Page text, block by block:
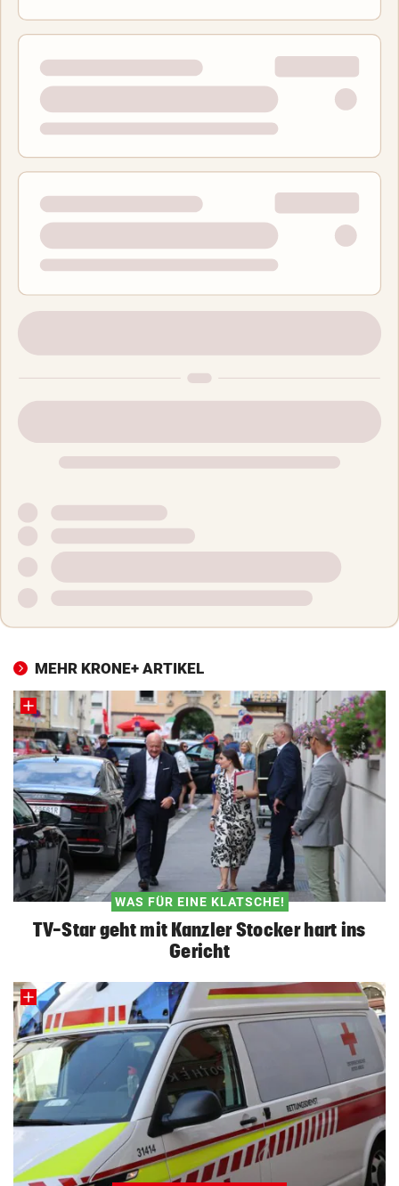
MEHR KRONE+ ARTIKEL
WAS FÜR EINE KLATSCHE!
TV-Star geht mit Kanzler Stocker hart ins
Gericht